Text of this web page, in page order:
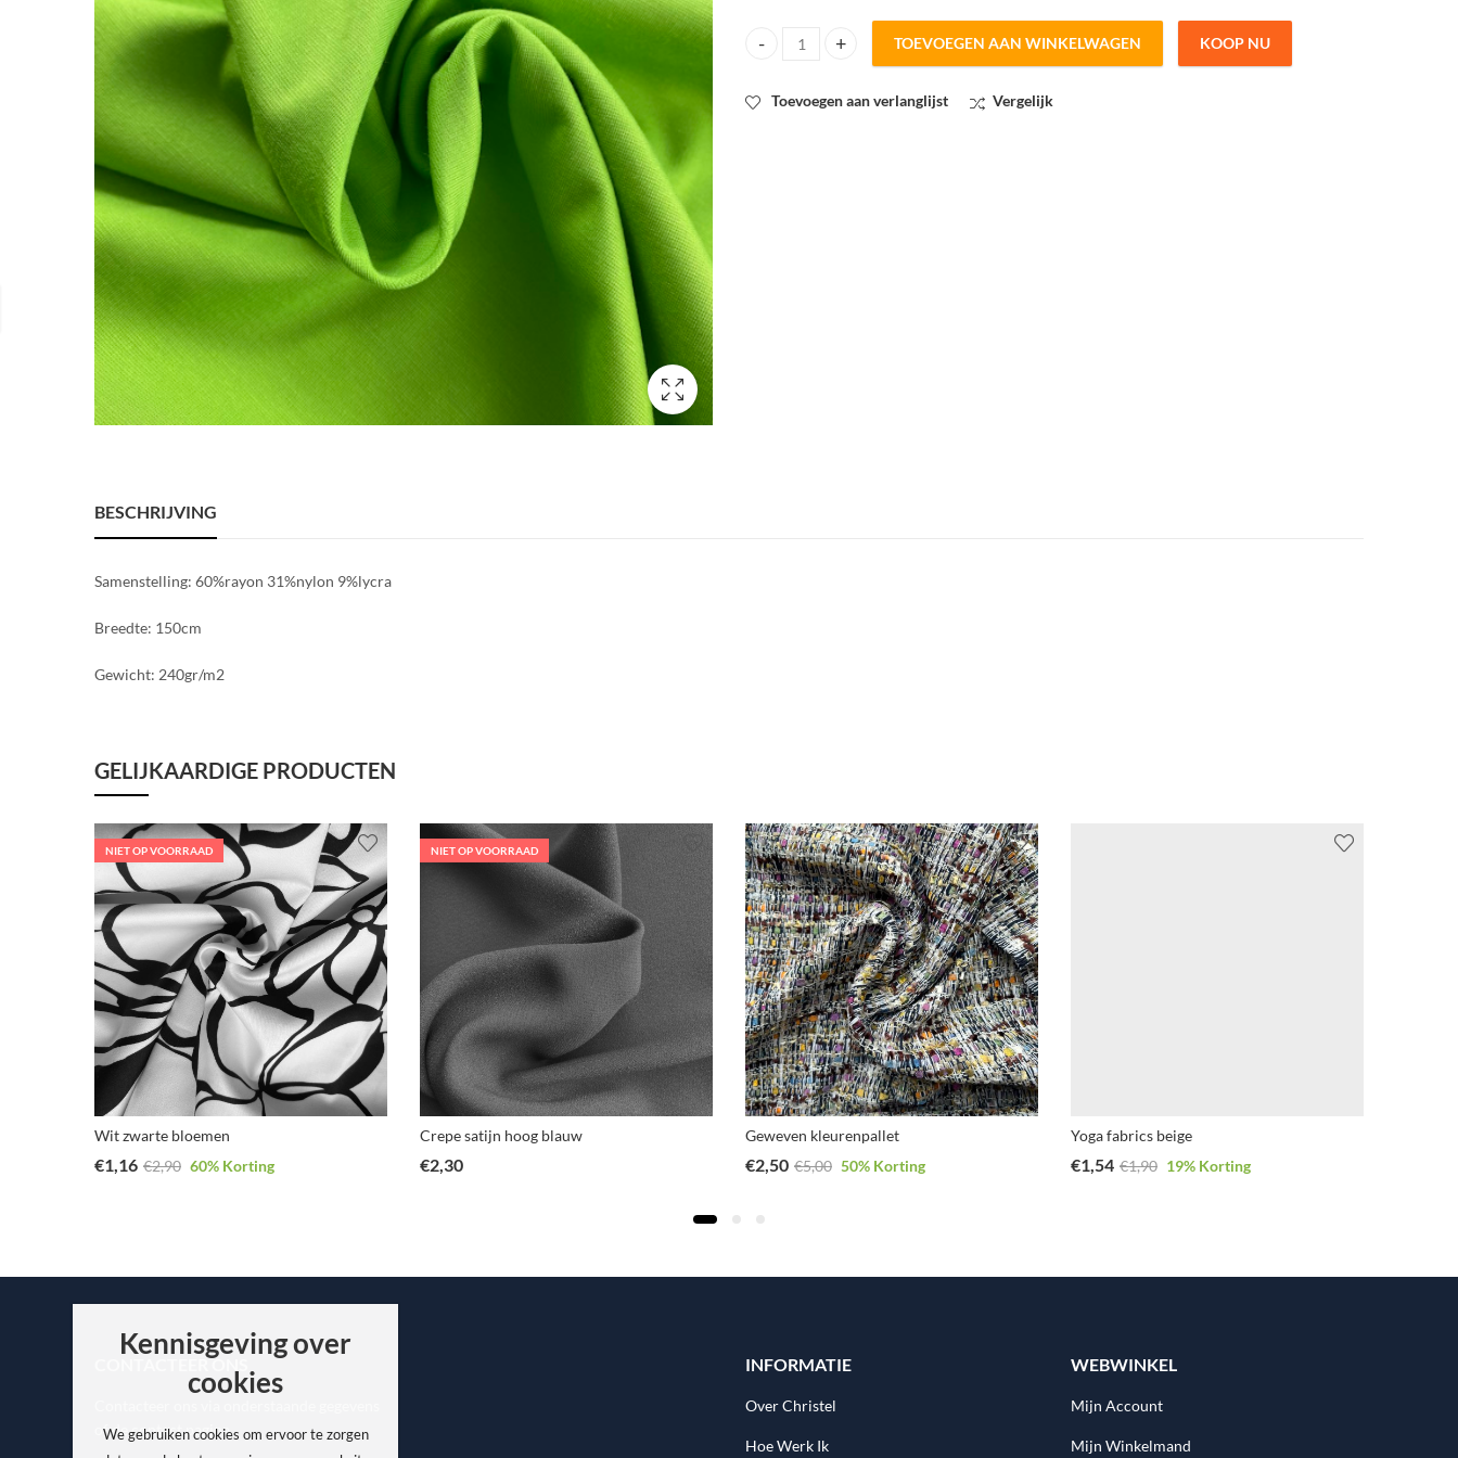
Fijne tricot limoen quantity
TOEVOEGEN AAN WINKELWAGEN KOOP NU
Toevoegen aan verlanglijst Vergelijk
BESCHRIJVING
Samenstelling: 60%rayon 31%nylon 9%lycra
Breedte: 150cm
Gewicht: 240gr/m2
GELIJKAARDIGE PRODUCTEN
NIET OP VOORRAAD
Wit zwarte bloemen
€1,16 €2,90 60% Korting
NIET OP VOORRAAD
Crepe satijn hoog blauw
€2,30
Geweven kleurenpallet
€2,50 €5,00 50% Korting
Yoga fabrics beige
€1,54 €1,90 19% Korting
CONTACTEER ONS
of de contact pagina.
INFORMATIE
Over Christel
Hoe Werk Ik
WEBWINKEL
Mijn Account
Mijn Winkelmand
Kennisgeving over
cookies
We gebruiken cookies om ervoor te zorgen